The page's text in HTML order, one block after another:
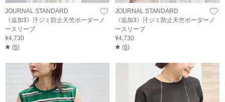
JOURNAL STANDARD
《追加3》汗ジミ防止天竺ボーダーノ
ースリーブ
¥4,730
(6)
JOURNAL STANDARD
《追加3》汗ジミ防止天竺ボーダーノ
ースリーブ
¥4,730
(6)